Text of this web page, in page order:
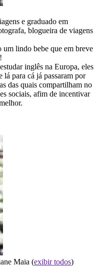
e graduado em
blogueira de viagens
um lindo bebe que em breve
inglês na Europa, eles
lá para cá já passaram por
das quais compartilham no
sociais, afim de incentivar
Maia (exibir todos)